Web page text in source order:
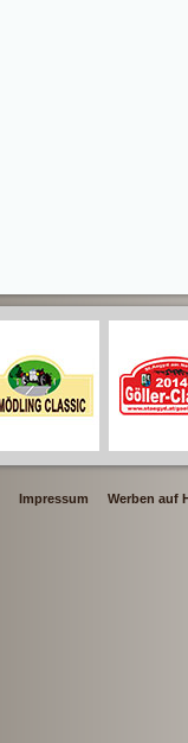
Impressum Werben auf